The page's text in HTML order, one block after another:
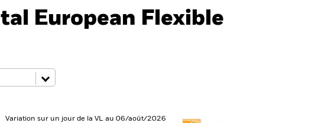
European Flexible
Variation sur un jour de la VL au 06/août/2026